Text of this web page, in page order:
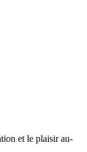
et le plaisir au-